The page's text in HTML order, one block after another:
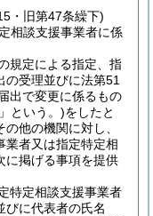
・旧第47条繰下)
相談支援事業者に係
規定による指定、指
の受理並びに法第51
出で変更に係るもの
という。)をしたと
他の機関に対し、
業者又は指定特定相
に掲げる事項を提供
特定相談支援事業者
びに代表者の氏名